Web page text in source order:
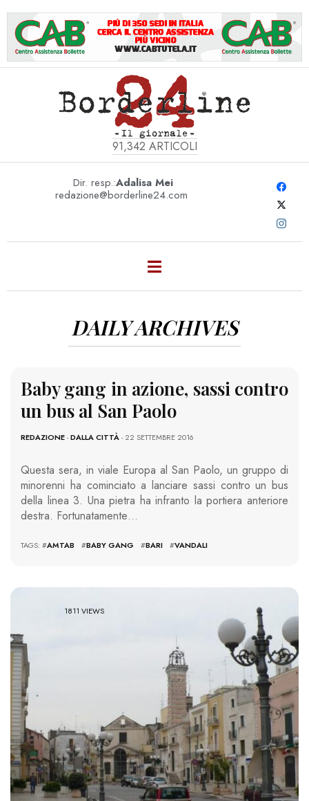
91,342 ARTICOLI
Dir. resp.:Adalisa Mei
redazione@borderline24.com
DAILY ARCHIVES
Baby gang in azione, sassi contro
un bus al San Paolo
REDAZIONE-DALLA CITTÀ- 22 SETTEMBRE 2016
Questa sera, in viale Europa al San Paolo, un gruppo di
minorenni ha cominciato a lanciare sassi contro un bus
della linea 3. Una pietra ha infranto la portiera anteriore
destra. Fortunatamente…
TAGS: #AMTAB #BABY GANG #BARI #VANDALI
1811 VIEWS